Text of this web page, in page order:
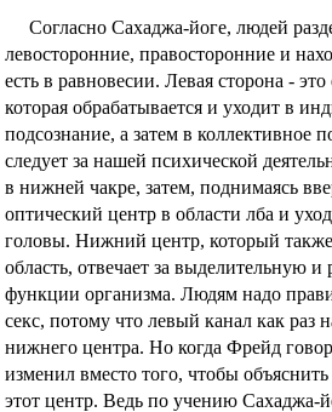
Согласно Сахаджа-йоге, людей
левосторонние, правосторонние и
есть в равновесии. Левая сторона -
которая обрабатывается и уходит в
подсознание, а затем в коллективное
следует за нашей психической
в нижней чакре, затем, поднимаясь
оптический центр в области лба и
головы. Нижний центр, который
область, отвечает за выделительную
функции организма. Людям надо
секс, потому что левый канал как раз
нижнего центра. Но когда Фрейд
изменил вместо того, чтобы
этот центр. Ведь по учению Сахаджа-